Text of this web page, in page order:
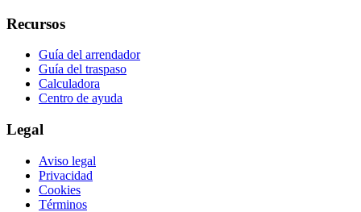
Recursos
Guía del arrendador
Guía del traspaso
Calculadora
Centro de ayuda
Legal
Aviso legal
Privacidad
Cookies
Términos